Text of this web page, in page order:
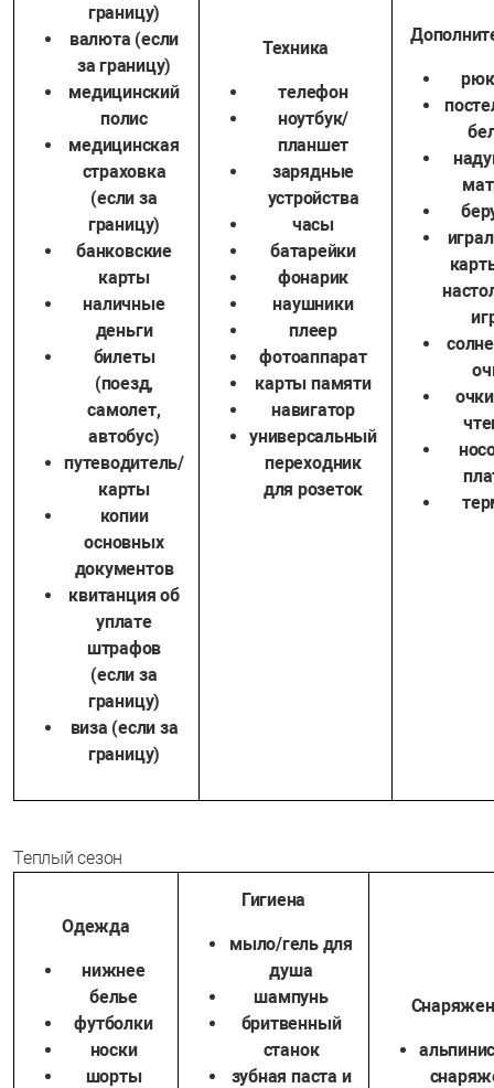
границу)
валюта (если
за границу)
медицинский
полис
медицинская
страховка
(если за
границу)
банковские
карты
наличные
деньги
билеты
(поезд,
самолет,
автобус)
путеводитель/
карты
копии
основных
документов
квитанция об
уплате
штрафов
(если за
границу)
виза (если за
границу)
Техника
телефон
ноутбук/
планшет
зарядные
устройства
часы
батарейки
фонарик
наушники
плеер
фотоаппарат
карты памяти
навигатор
универсальный
переходник
для розеток
Теплый сезон
Одежда
нижнее
белье
футболки
носки
шорты
Гигиена
мыло/гель для
душа
шампунь
бритвенный
станок
зубная паста и